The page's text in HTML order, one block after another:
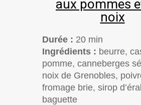
aux pommes
noix
Durée : 20 min
Ingrédients : beurre,
pomme, canneberges
noix de Grenobles,
fromage brie, sirop
baguette